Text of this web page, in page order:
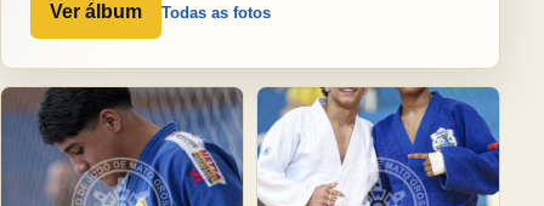
Ver álbum Todas as fotos